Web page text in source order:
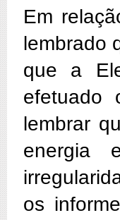
Em
lembrado
que a
efetuado
lembrar
energia
os